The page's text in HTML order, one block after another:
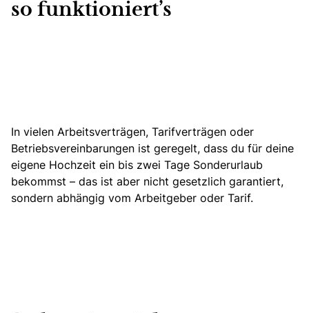
so funktioniert’s
In vielen Arbeitsverträgen, Tarifverträgen oder
Betriebsvereinbarungen ist geregelt, dass du für deine
eigene Hochzeit ein bis zwei Tage Sonderurlaub
bekommst – das ist aber nicht gesetzlich garantiert,
sondern abhängig vom Arbeitgeber oder Tarif.